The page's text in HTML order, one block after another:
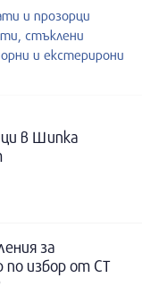
и прозорци
стъклени
и екстерирони
в Шипка
за
по избор от СТ